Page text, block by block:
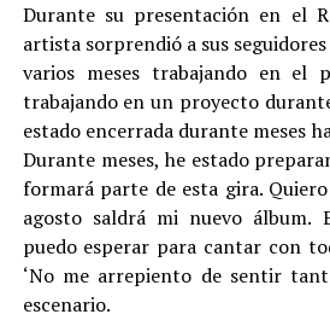
Durante su presentación en el
artista sorprendió a sus
varios meses trabajando en el
trabajando en un proyecto
estado encerrada durante meses
Durante meses, he estado
formará parte de esta gira.
agosto saldrá mi nuevo álbum.
puedo esperar para cantar con
‘No me arrepiento de sentir
escenario.